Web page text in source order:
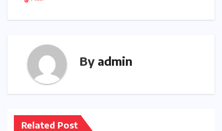
By admin
Related Post